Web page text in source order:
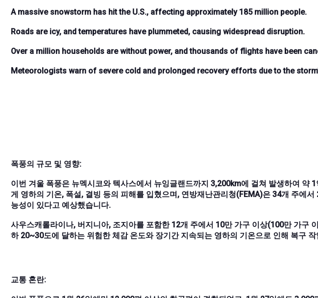
A massive snowstorm has hit the U.S., affecting approximately 185 million people.
Roads are icy, and temperatures have plummeted, causing widespread disruption.
Over a million households are without power, and thousands of flights have been
Meteorologists warn of severe cold and prolonged recovery efforts due to the
폭풍의 규모 및 영향:
이번 겨울 폭풍은 뉴멕시코와 텍사스에서 뉴잉글랜드까지 3,200km에 걸쳐 발생하여 약
게 영하의 기온, 폭설, 결빙 등의 피해를 입혔으며, 연방재난관리청(FEMA)은 34개 주에
능성이 있다고 예상했습니다.
사우스캐롤라이나, 버지니아, 조지아를 포함한 12개 주에서 10만 가구 이상(100만 가구
하 20~30도에 달하는 위험한 체감 온도와 장기간 지속되는 영하의 기온으로 인해 복구
교통 혼란: